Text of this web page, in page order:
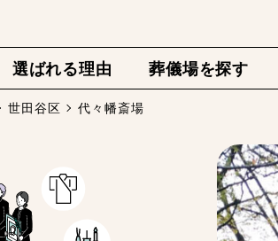
選ばれる理由 葬儀場を探す
世田谷区 代々幡斎場